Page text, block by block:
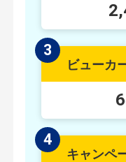
3
ビューカ
4
キャンペ